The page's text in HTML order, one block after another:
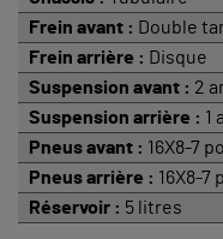
Frein avant : Double
Frein arrière : Disque
Suspension avant : 2
Suspension arrière : 1
Pneus avant : 16X8-7
Pneus arrière : 16X8-7
Réservoir : 5 litres